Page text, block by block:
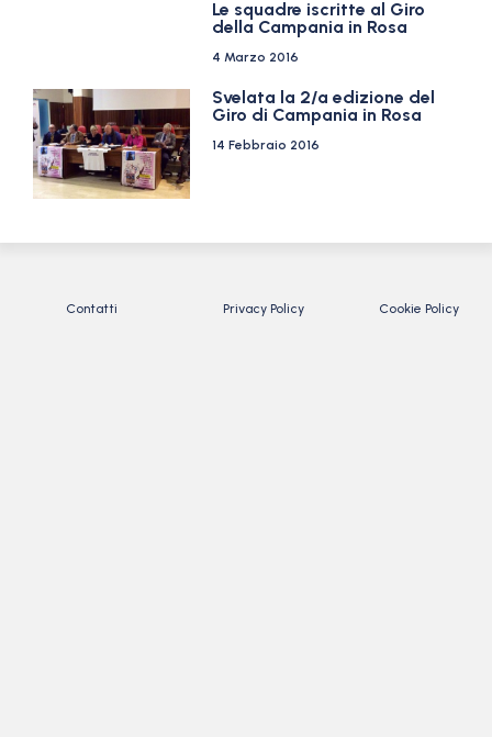
Le squadre iscritte al Giro
della Campania in Rosa
4 Marzo 2016
Svelata la 2/a edizione del
Giro di Campania in Rosa
14 Febbraio 2016
Contatti Privacy Policy Cookie Policy